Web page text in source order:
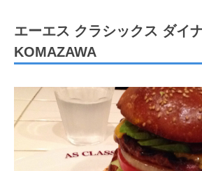
エーエス クラシックス ダイ
KOMAZAWA